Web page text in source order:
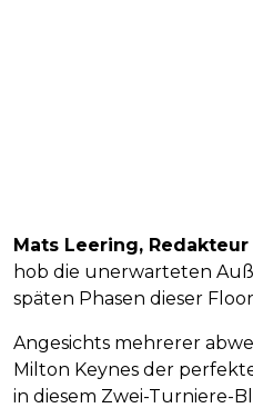
Mats Leering,
hob die unerwarteten
späten Phasen dieser
Angesichts mehrerer
Milton Keynes der
in diesem Zwei-Turniere-